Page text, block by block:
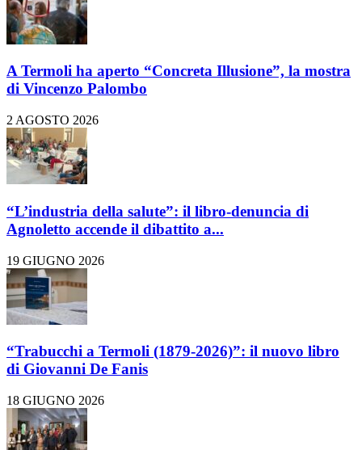
A Termoli ha aperto “Concreta Illusione”, la mostra
di Vincenzo Palombo
2 AGOSTO 2026
“L’industria della salute”: il libro-denuncia di
Agnoletto accende il dibattito a...
19 GIUGNO 2026
“Trabucchi a Termoli (1879-2026)”: il nuovo libro
di Giovanni De Fanis
18 GIUGNO 2026